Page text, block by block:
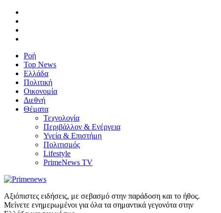
Ροή
Top News
Ελλάδα
Πολιτική
Οικονομία
Διεθνή
Θέματα
Τεχνολογία
Περιβάλλον & Ενέργεια
Υγεία & Επιστήμη
Πολιτισμός
Lifestyle
PrimeNews TV
Αξιόπιστες ειδήσεις, με σεβασμό στην παράδοση και το ήθος.
Μείνετε ενημερωμένοι για όλα τα σημαντικά γεγονότα στην